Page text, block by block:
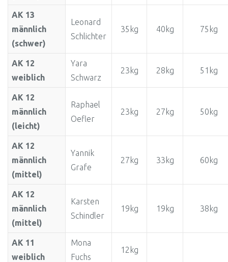
AK 13
männlich
(schwer)
Leonard
Schlichter
35kg 40kg 75kg
AK 12
weiblich
Yara
Schwarz
23kg 28kg 51kg
AK 12
männlich
(leicht)
Raphael
Oefler
23kg 27kg 50kg
AK 12
männlich
(mittel)
Yannik
Grafe
27kg 33kg 60kg
AK 12
männlich
(mittel)
Karsten
Schindler
19kg 19kg 38kg
AK 11
weiblich
Mona
Fuchs
12kg